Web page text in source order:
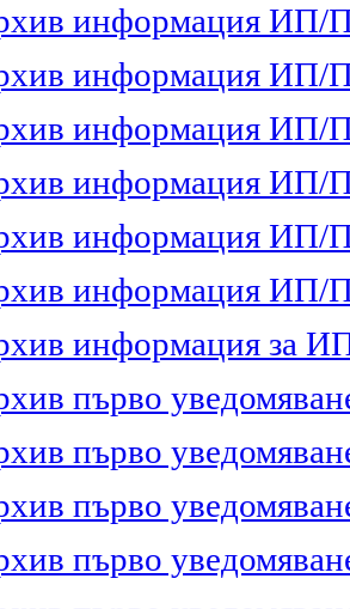
информация ИП/
информация ИП/
информация ИП/
информация ИП/
информация ИП/
информация ИП/
информация за
първо
първо
първо
първо